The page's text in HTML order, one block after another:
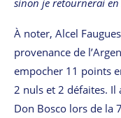
À noter, Alcel
provenance de
empocher 11 points
2 nuls et 2 défaites.
Don Bosco lors de la